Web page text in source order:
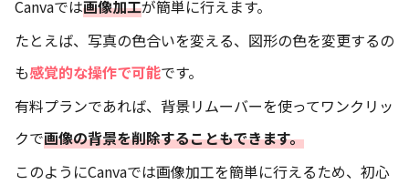
Canvaでは画像加工が簡単に行えます。
たとえば、写真の色合いを変える、図形の色を変更するの
も感覚的な操作で可能です。
有料プランであれば、背景リムーバーを使ってワンクリッ
クで画像の背景を削除することもできます。
このようにCanvaでは画像加工を簡単に行えるため、初心